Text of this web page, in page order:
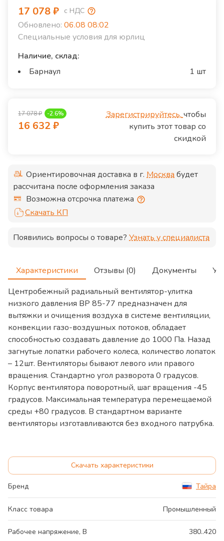
17 078₽ с НДС
Обновлено: 06.08 08:02
Специальные условия для юрлиц
Наличие, склад:
Барнаул
1 шт
17 078₽ -2.6%
16 632₽
Зарегистрируйтесь,чтобы
купить этот товар со
скидкой
Ориентировочная доставка в г. Москвабудет
рассчитана после оформления заказа
Возможна отсрочка платежа
Скачать КП
Появились вопросы о товаре? Узнать у специалиста
Характеристики Отзывы (0) Документы
Центробежный радиальный вентилятор-улитка
низкого давления ВР 85-77 предназначен для
вытяжки и очищения воздуха в системе вентиляции,
конвекции газо-воздушных потоков, обладает
способностью создавать давление до 1000 Па. Назад
загнутые лопатки рабочего колеса, количество лопаток
– 12шт. Вентиляторы бывают левого или правого
вращения. Стандартно угол разворота 0 градусов.
Корпус вентилятора поворотный, шаг вращения -45
градусов. Максимальная температура перемещаемой
среды +80 градусов. В стандартном варианте
вентиляторы изготавливаются без входного патрубка.
Скачать характеристики
Бренд Тайра
Класс товара Промышленный
Рабочее напряжение, В 380..420